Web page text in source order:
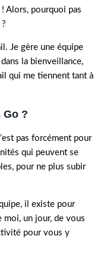
Alors, pourquoi pas
Je gère une équipe
la bienveillance,
qui me tiennent tant à
Go ?
pas forcément pour
qui peuvent se
pour ne plus subir
il existe pour
moi, un jour, de vous
pour vous y